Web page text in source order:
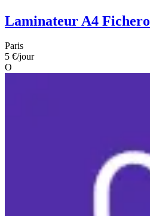
Laminateur A4 Fichero
Paris
5 €/jour
O